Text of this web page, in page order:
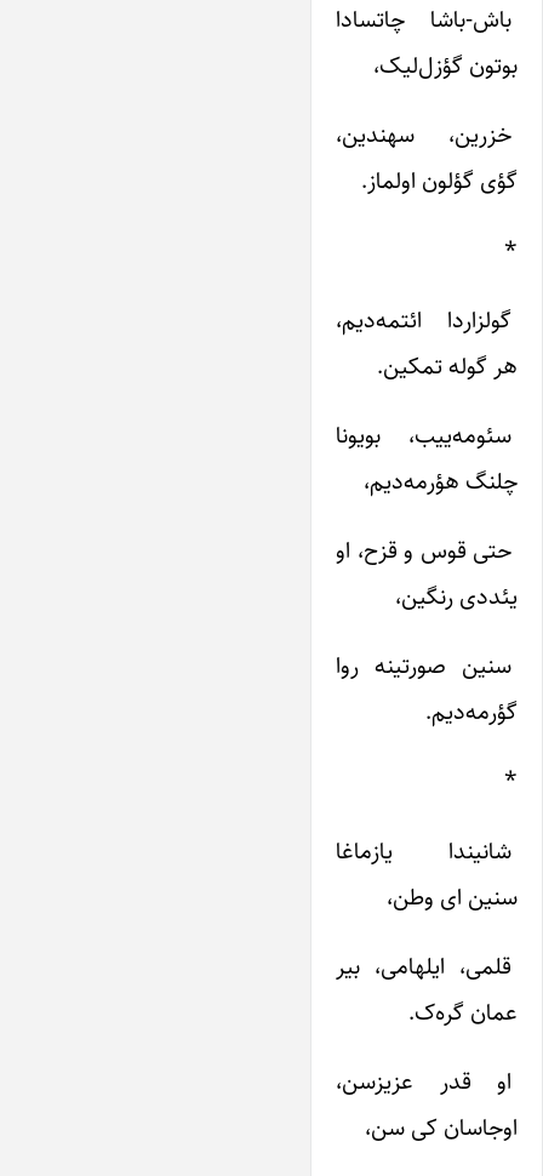
باش‌-باشا چاتسادا
بوتون‌ گؤزل‌لیک‌،
خزرین‌، سهندین‌،
گؤی‌ گؤلون‌ اولماز.
*
گولزاردا ائتمه‌دیم‌،
هر گوله‌ تمکین‌.
سئومه‌ییب‌، بویونا
چلنگ‌ هؤرمه‌دیم‌،
حتی‌ قوس‌ و قزح‌، او
یئددی‌ رنگین‌،
سنین‌ صورتینه‌ روا
گؤرمه‌دیم‌.
*
شانیندا یازماغا
سنین‌ ای‌ وطن‌،
قلمی‌، ایلهامی‌، بیر
عمان‌ گره‌ک‌.
او قدر عزیزسن‌،
اوجاسان‌ کی‌ سن‌،